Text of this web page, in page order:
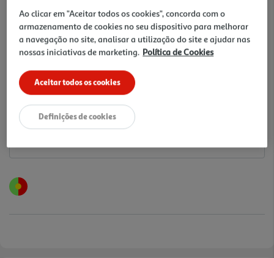
2.7 €/un
2,70 €
Ao clicar em "Aceitar todos os cookies", concorda com o
armazenamento de cookies no seu dispositivo para melhorar
a navegação no site, analisar a utilização do site e ajudar nas
nossas iniciativas de marketing. Política de Cookies
Aceitar todos os cookies
Definições de cookies